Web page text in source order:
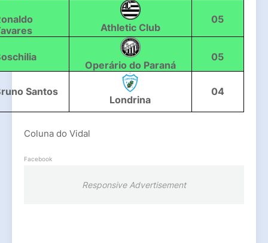
Athletic Club
05
Operário do Paraná
05
Santos
Londrina
04
Coluna do Vidal
Facebook
Responsive Advertisement